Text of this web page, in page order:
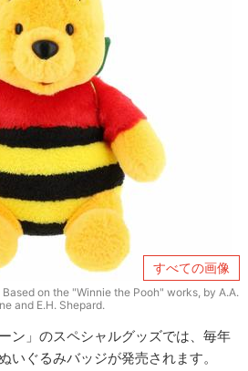
すべての画像
on the "Winnie the Pooh" works, by A.A.
and E.H. Shepard.
ン」のスペシャルグッズでは、毎年
いぐるみバッジが発売されます。